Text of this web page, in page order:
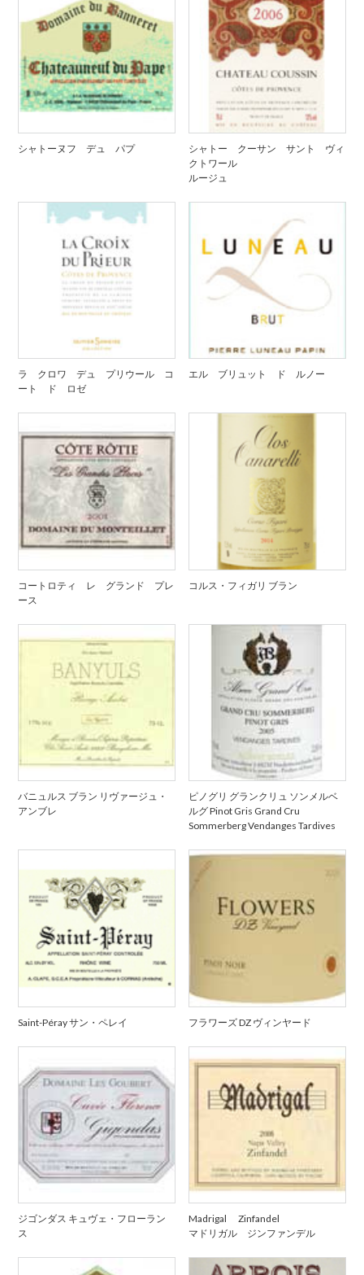
シャトーヌフ デュ パプ
シャトー クーサン サント ヴィ
クトワール
ルージュ
ラ クロワ デュ プリウール コ
ート ド ロゼ
エル ブリュット ド ルノー
コートロティ レ グランド プレ
ース
コルス・フィガリ ブラン
バニュルス ブラン リヴァージュ・
アンブレ
ピノグリ グランクリュ ソンメルベ
ルグ Pinot Gris Grand Cru
Sommerberg Vendanges Tardives
Saint-Péray サン・ペレイ フラワーズ DZ ヴィンヤード
ジゴンダス キュヴェ・フローラン
ス
Madrigal Zinfandel
マドリガル ジンファンデル